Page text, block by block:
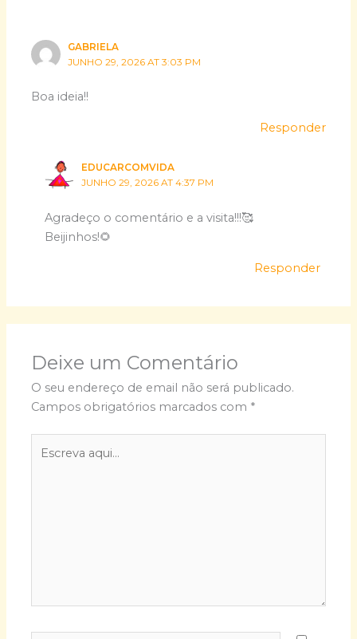
GABRIELA
JUNHO 29, 2026 AT 3:03 PM
Boa ideia!!
Responder
EDUCARCOMVIDA
JUNHO 29, 2026 AT 4:37 PM
Agradeço o comentário e a visita!!!🥰
Beijinhos!🌻
Responder
Deixe um Comentário
O seu endereço de email não será publicado.
Campos obrigatórios marcados com *
aqui...